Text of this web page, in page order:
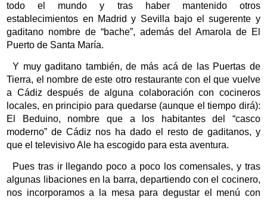
todo el mundo y tras haber mantenido otros
establecimientos en Madrid y Sevilla bajo el sugerente y
gaditano nombre de “bache”, además del Amarola de El
Puerto de Santa María.
Y muy gaditano también, de más acá de las Puertas de
Tierra, el nombre de este otro restaurante con el que vuelve
a Cádiz después de alguna colaboración con cocineros
locales, en principio para quedarse (aunque el tiempo dirá):
El Beduino, nombre que a los habitantes del “casco
moderno” de Cádiz nos ha dado el resto de gaditanos, y
que el televisivo Ale ha escogido para esta aventura.
Pues tras ir llegando poco a poco los comensales, y tras
algunas libaciones en la barra, departiendo con el cocinero,
nos incorporamos a la mesa para degustar el menú con